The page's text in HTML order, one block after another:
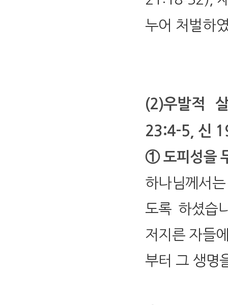
누어 처벌하
(2)우발적
23:4-5, 신
① 도피성을
하나님께서
도록 하셨습
저지른 자들
부터 그 생명